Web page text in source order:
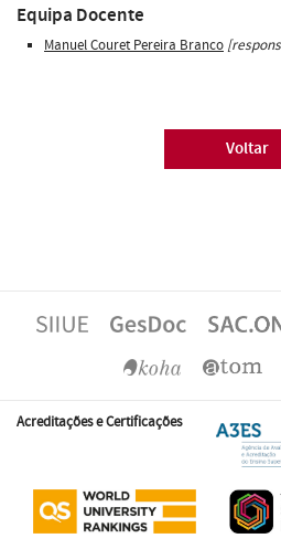
Equipa Docente
Manuel Couret Pereira Branco
Voltar
Acreditações e Certificações